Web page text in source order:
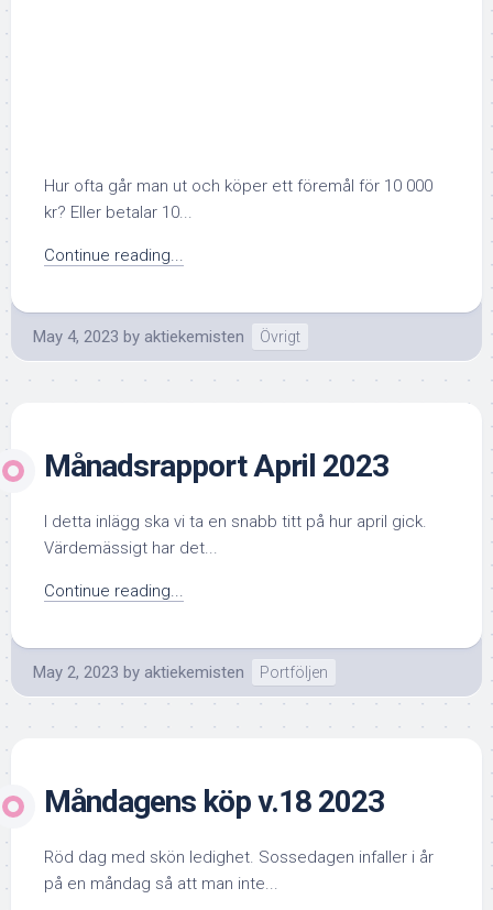
Hur ofta går man ut och köper ett föremål för 10 000
kr? Eller betalar 10...
Continue reading...
May 4, 2023 by aktiekemisten Övrigt
Månadsrapport April 2023
I detta inlägg ska vi ta en snabb titt på hur april gick.
Värdemässigt har det...
Continue reading...
May 2, 2023 by aktiekemisten Portföljen
Måndagens köp v.18 2023
Röd dag med skön ledighet. Sossedagen infaller i år
på en måndag så att man inte...